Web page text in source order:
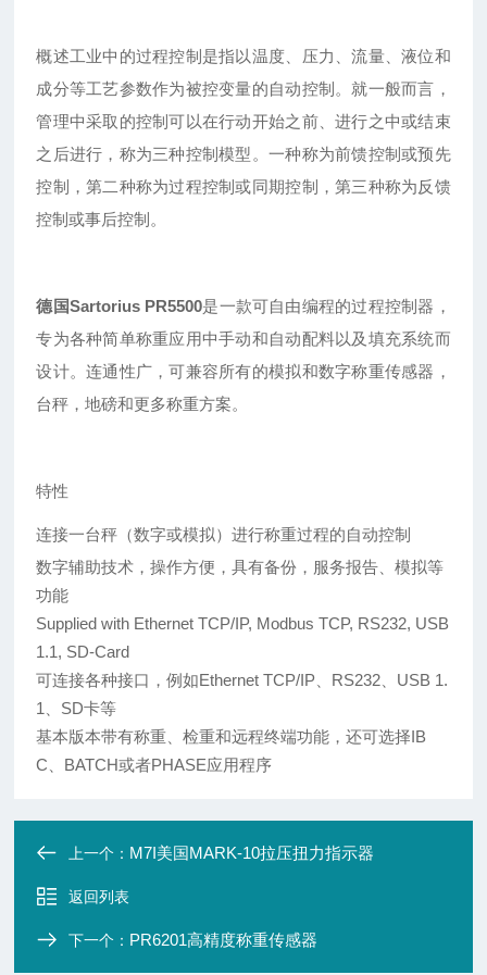
概述工业中的过程控制是指以温度、压力、流量、液位和
成分等工艺参数作为被控变量的自动控制。就一般而言，
管理中采取的控制可以在行动开始之前、进行之中或结束
之后进行，称为三种控制模型。一种称为前馈控制或预先
控制，第二种称为过程控制或同期控制，第三种称为反馈
控制或事后控制。
德国Sartorius PR5500是一款可自由编程的过程控制器，
专为各种简单称重应用中手动和自动配料以及填充系统而
设计。连通性广，可兼容所有的模拟和数字称重传感器，
台秤，地磅和更多称重方案。
特性
连接一台秤（数字或模拟）进行称重过程的自动控制
数字辅助技术，操作方便，具有备份，服务报告、模拟等
功能
Supplied with Ethernet TCP/IP, Modbus TCP, RS232, USB
1.1, SD-Card
可连接各种接口，例如Ethernet TCP/IP、RS232、USB 1.
1、SD卡等
基本版本带有称重、检重和远程终端功能，还可选择IB
C、BATCH或者PHASE应用程序
上一个： M7I美国MARK-10拉压扭力指示器
返回列表
下一个： PR6201高精度称重传感器